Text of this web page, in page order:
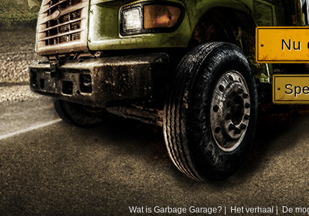
Nu
Wat is Garbage Garage? | Het verhaal | De